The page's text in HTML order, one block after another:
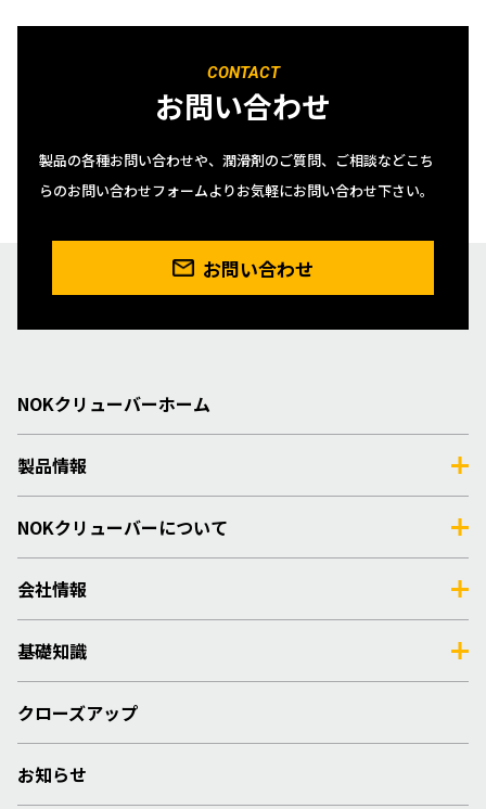
CONTACT
お問い合わせ
製品の各種お問い合わせや、潤滑剤のご質問、ご相談などこち
らのお問い合わせフォームよりお気軽にお問い合わせ下さい。
お問い合わせ
NOKクリューバーホーム
製品情報
NOKクリューバーについて
会社情報
基礎知識
クローズアップ
お知らせ